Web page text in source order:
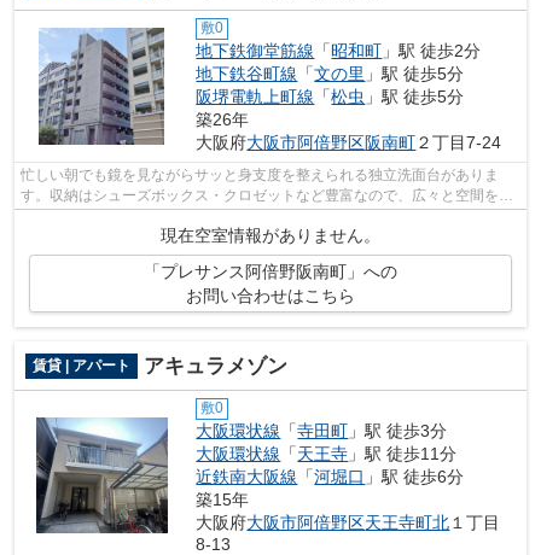
敷0
地下鉄御堂筋線 「昭和町 」駅 徒歩2分
地下鉄谷町線 「文の里 」駅 徒歩5分
阪堺電軌上町線 「松虫 」駅 徒歩5分
築26年
大阪府大阪市阿倍野区阪南町２丁目7-24
忙しい朝でも鏡を見ながらサッと身支度を整えられる独立洗面台がありま
す。収納はシューズボックス・クロゼットなど豊富なので、広々と空間を利
現在空室情報がありません。
「プレサンス阿倍野阪南町」への
お問い合わせはこちら
賃貸 | アパート アキュラメゾン
敷0
大阪環状線 「寺田町 」駅 徒歩3分
大阪環状線 「天王寺 」駅 徒歩11分
近鉄南大阪線 「河堀口 」駅 徒歩6分
築15年
大阪府大阪市阿倍野区天王寺町北 １丁目
8-13